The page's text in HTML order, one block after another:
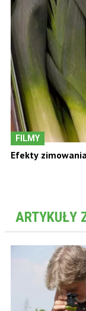
FILMY
Efekty
ARTYKUŁY